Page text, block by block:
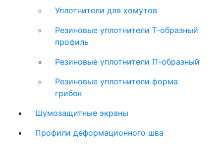
Уплотнители для хомутов
Резиновые уплотнители Т-образный
профиль
Резиновые уплотнители П-образный
Резиновые уплотнители форма
грибок
Шумозащитные экраны
Профили деформационного шва